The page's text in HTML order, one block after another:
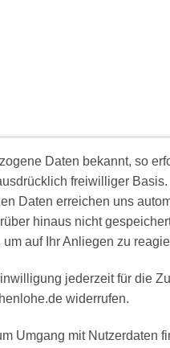
Daten bekannt, so
freiwilliger
Daten erreichen uns
hinaus nicht
auf Ihr Anliegen zu
jederzeit für die
widerrufen.
Umgang mit Nutzerdaten